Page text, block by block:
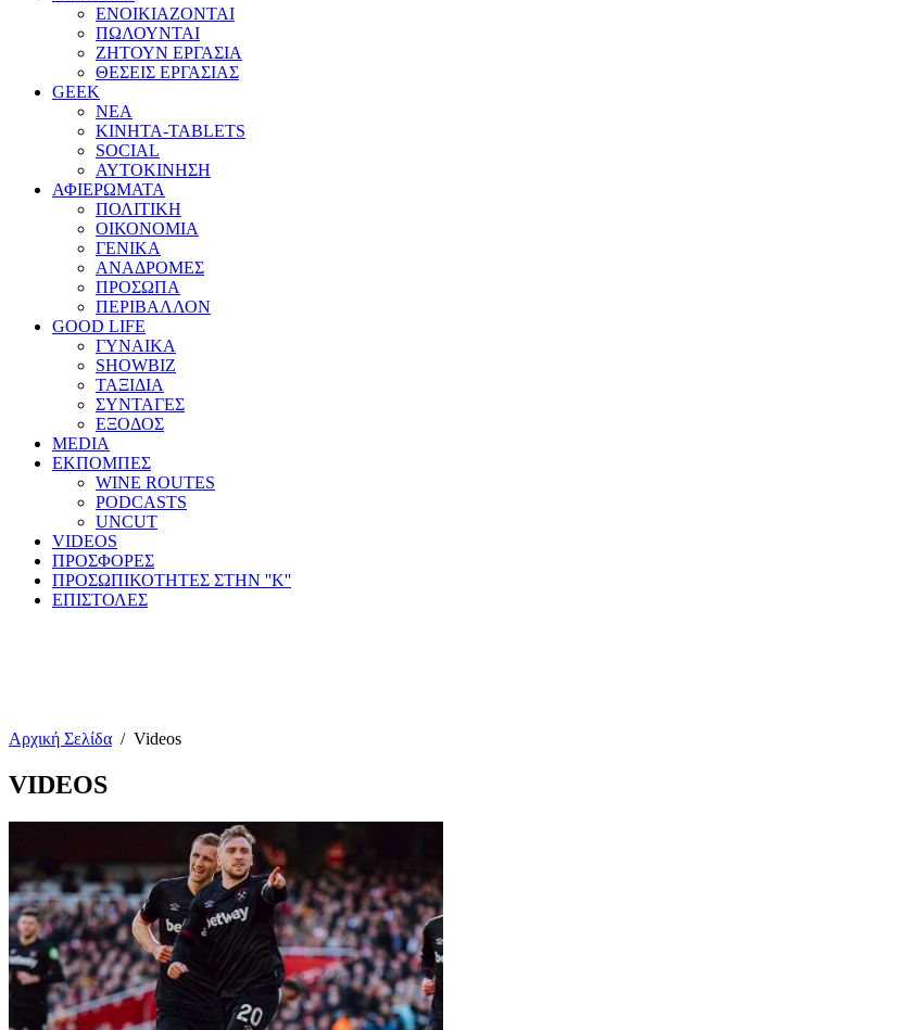
ΕΝΟΙΚΙΑΖΟΝΤΑΙ
ΠΩΛΟΥΝΤΑΙ
ΖΗΤΟΥΝ ΕΡΓΑΣΙΑ
ΘΕΣΕΙΣ ΕΡΓΑΣΙΑΣ
GEEK
ΝΕΑ
ΚΙΝΗΤΑ-TABLETS
SOCIAL
ΑΥΤΟΚΙΝΗΣΗ
ΑΦΙΕΡΩΜΑΤΑ
ΠΟΛΙΤΙΚΗ
ΟΙΚΟΝΟΜΙΑ
ΓΕΝΙΚΑ
ΑΝΑΔΡΟΜΕΣ
ΠΡΟΣΩΠΑ
ΠΕΡΙΒΑΛΛΟΝ
GOOD LIFE
ΓΥΝΑΙΚΑ
SHOWBIZ
ΤΑΞΙΔΙΑ
ΣΥΝΤΑΓΕΣ
ΕΞΟΔΟΣ
MEDIA
ΕΚΠΟΜΠΕΣ
WINE ROUTES
PODCASTS
UNCUT
VIDEOS
ΠΡΟΣΦΟΡΕΣ
ΠΡΟΣΩΠΙΚΟΤΗΤΕΣ ΣΤΗΝ ''Κ''
ΕΠΙΣΤΟΛΕΣ
Αρχική Σελίδα / Videos
VIDEOS